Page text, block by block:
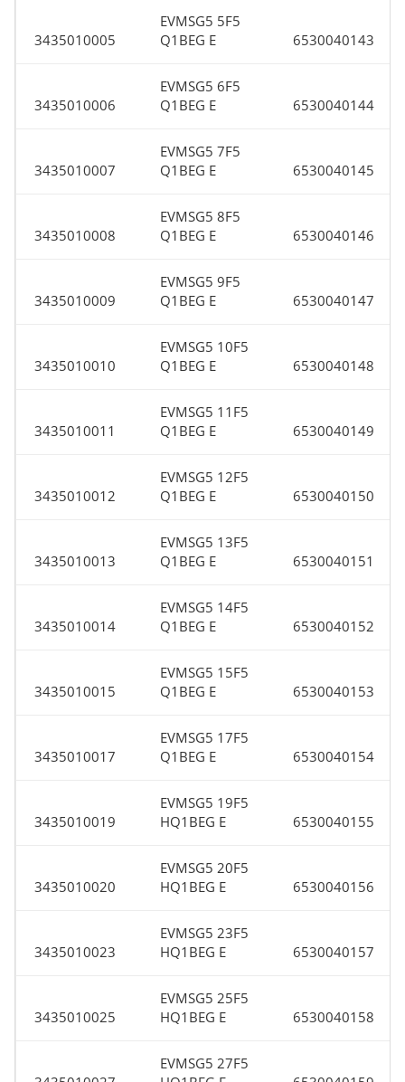
3435010005
EVMSG5 5F5
Q1BEG E
6530040143
3435010006
EVMSG5 6F5
Q1BEG E
6530040144
3435010007
EVMSG5 7F5
Q1BEG E
6530040145
3435010008
EVMSG5 8F5
Q1BEG E
6530040146
3435010009
EVMSG5 9F5
Q1BEG E
6530040147
3435010010
EVMSG5 10F5
Q1BEG E
6530040148
3435010011
EVMSG5 11F5
Q1BEG E
6530040149
3435010012
EVMSG5 12F5
Q1BEG E
6530040150
3435010013
EVMSG5 13F5
Q1BEG E
6530040151
3435010014
EVMSG5 14F5
Q1BEG E
6530040152
3435010015
EVMSG5 15F5
Q1BEG E
6530040153
3435010017
EVMSG5 17F5
Q1BEG E
6530040154
3435010019
EVMSG5 19F5
HQ1BEG E
6530040155
3435010020
EVMSG5 20F5
HQ1BEG E
6530040156
3435010023
EVMSG5 23F5
HQ1BEG E
6530040157
3435010025
EVMSG5 25F5
HQ1BEG E
6530040158
EVMSG5 27F5